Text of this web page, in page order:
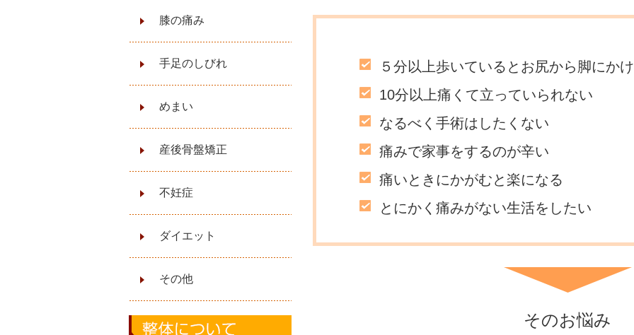
膝の痛み
手足のしびれ
めまい
産後骨盤矯正
不妊症
ダイエット
その他
５分以上歩いているとお尻から脚にか
10分以上痛くて立っていられない
なるべく手術はしたくない
痛みで家事をするのが辛い
痛いときにかがむと楽になる
とにかく痛みがない生活をしたい
そのお悩み